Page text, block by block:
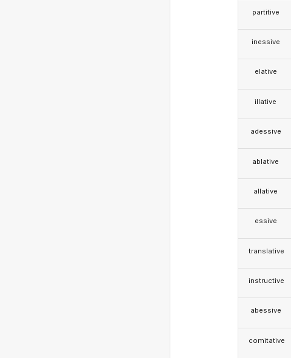
partitive
inessive
elative
illative
adessive
ablative
allative
essive
translative
instructive
abessive
comitative